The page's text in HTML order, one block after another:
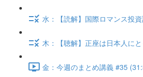
水：【読解】国際ロマンス投
木：【聴解】正座は日本人に
金：今週のまとめ講義 #35